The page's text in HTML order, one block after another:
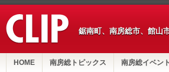
鋸南町、南房総市、館山
HOME 南房総トピックス 南房総イベン